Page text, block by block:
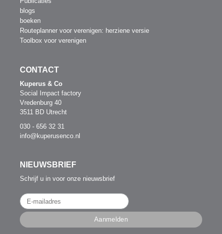
blogs
boeken
Routeplanner voor verenigen: herziene versie
Toolbox voor verenigen
CONTACT
Kuperus & Co
Social Impact factory
Vredenburg 40
3511 BD Utrecht
030 - 656 32 31
info@kuperusenco.nl
NIEUWSBRIEF
Schrijf u in voor onze nieuwsbrief